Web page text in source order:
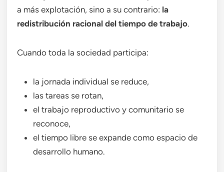
a más explotación, sino a su contrario: la
redistribución racional del tiempo de trabajo.
Cuando toda la sociedad participa:
la jornada individual se reduce,
las tareas se rotan,
el trabajo reproductivo y comunitario se
reconoce,
el tiempo libre se expande como espacio de
desarrollo humano.